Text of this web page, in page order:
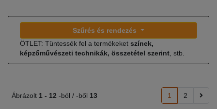
Szűrés és rendezés
ÖTLET: Tüntessék fel a termékeket színek,
képzőművészeti technikák, összetétel szerint , stb.
Ábrázolt 1 - 12 -ból / -ből 13 1 2